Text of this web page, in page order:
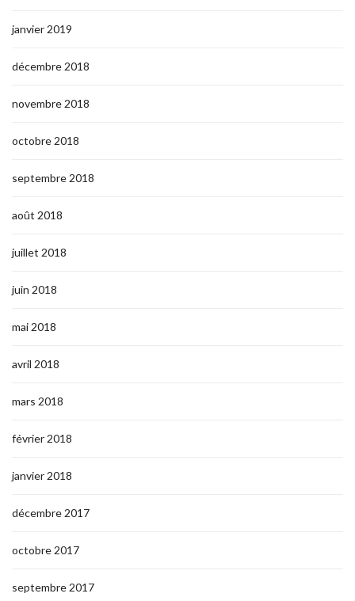
janvier 2019
décembre 2018
novembre 2018
octobre 2018
septembre 2018
août 2018
juillet 2018
juin 2018
mai 2018
avril 2018
mars 2018
février 2018
janvier 2018
décembre 2017
octobre 2017
septembre 2017